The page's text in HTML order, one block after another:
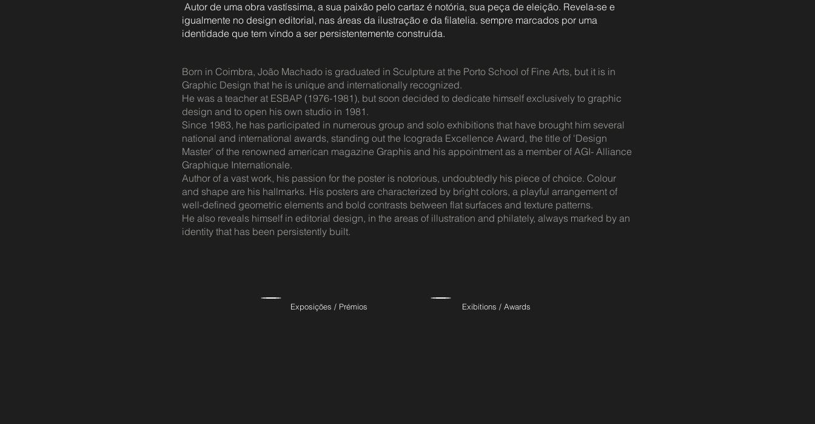
​ Autor de uma obra vastíssima, a sua paixão pelo cartaz é notória, sua peça de eleição. Revela-se e
igualmente no design editorial, nas áreas da ilustração e da filatelia. sempre marcados por uma
identidade que tem vindo a ser persistentemente construída.
Born in Coimbra, João Machado is graduated in Sculpture at the Porto School of Fine Arts, but it is in
Graphic Design that he is unique and internationally recognized.
He was a teacher at ESBAP (1976-1981), but soon decided to dedicate himself exclusively to graphic
design and to open his own studio in 1981.
Since 1983, he has participated in numerous group and solo exhibitions that have brought him several
national and international awards, standing out the Icograda Excellence Award, the title of 'Design
Master' of the renowned american magazine Graphis and his appointment as a member of AGI- Alliance
Graphique Internationale.
Author of a vast work, his passion for the poster is notorious, undoubtedly his piece of choice. Colour
and shape are his hallmarks. His posters are characterized by bright colors, a playful arrangement of
well-defined geometric elements and bold contrasts between flat surfaces and texture patterns.
He also reveals himself in editorial design, in the areas of illustration and philately, always marked by an
identity that has been persistently built.
Exposições / Prémios Exibitions / Awards